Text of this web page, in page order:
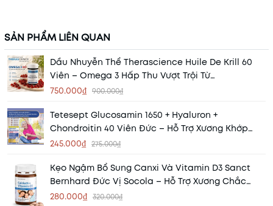
SẢN PHẨM LIÊN QUAN
Dầu Nhuyễn Thể Therascience Huile De Krill 60
Viên – Omega 3 Hấp Thu Vượt Trội Từ
Phospholipid
750.000₫ 900.000₫
Tetesept Glucosamin 1650 + Hyaluron +
Chondroitin 40 Viên Đức – Hỗ Trợ Xương Khớp
Khỏe Mạnh
245.000₫ 275.000₫
Kẹo Ngậm Bổ Sung Canxi Và Vitamin D3 Sanct
Bernhard Đức Vị Socola – Hỗ Trợ Xương Chắc
Khỏe, Thơm Ngon Dễ Dùng
280.000₫ 320.000₫